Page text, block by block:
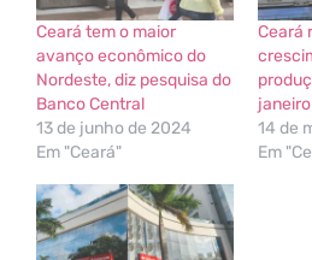
Ceará tem o maior
avanço econômico do
Nordeste, diz pesquisa do
Banco Central
13 de junho de 2024
Em "Ceará"
Ceará
14 de
Em